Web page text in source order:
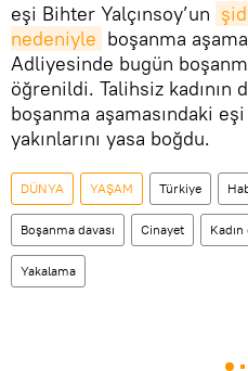
eşi Bihter Yalçınsoy’un
nedeniyle boşanma
Adliyesinde bugün
öğrenildi. Talihsiz kadının
boşanma aşamasındaki
yakınlarını yasa boğdu.
DÜNYA YAŞAM Türkiye
Boşanma davası Cinayet
Yakalama